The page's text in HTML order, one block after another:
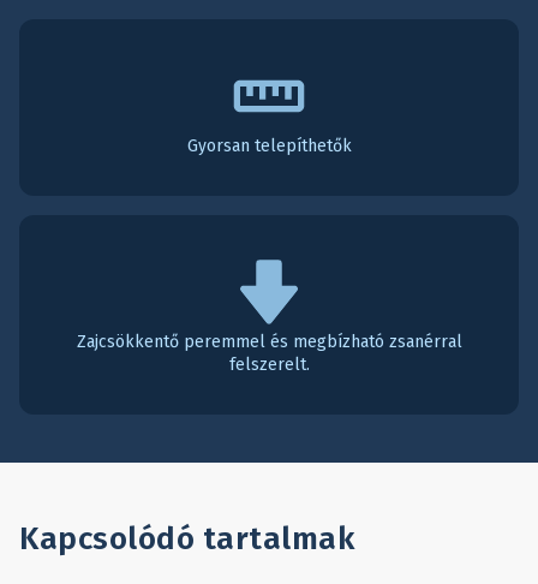
Gyorsan telepíthetők
Zajcsökkentő peremmel és megbízható zsanérral
felszerelt.
Kapcsolódó tartalmak